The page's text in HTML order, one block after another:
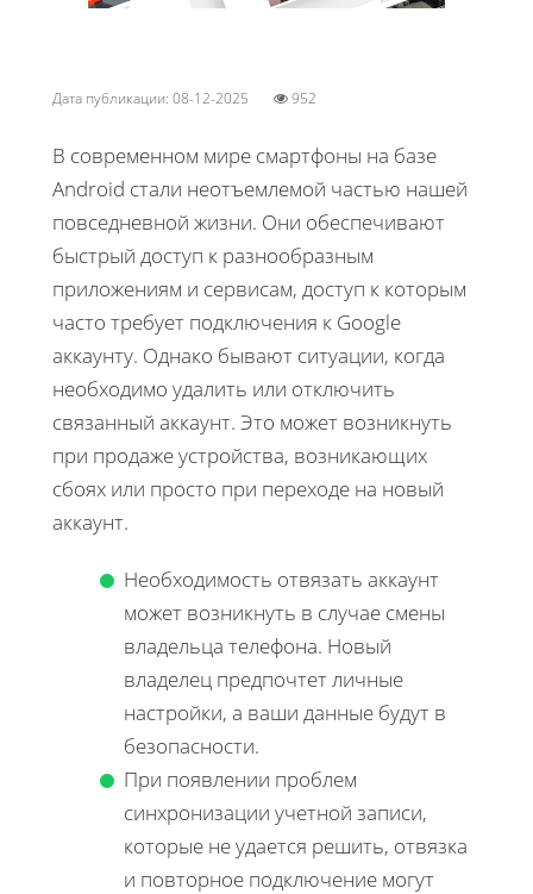
Дата публикации: 08-12-2025 952
В современном мире смартфоны на базе
Android стали неотъемлемой частью нашей
повседневной жизни. Они обеспечивают
быстрый доступ к разнообразным
приложениям и сервисам, доступ к которым
часто требует подключения к Google
аккаунту. Однако бывают ситуации, когда
необходимо удалить или отключить
связанный аккаунт. Это может возникнуть
при продаже устройства, возникающих
сбоях или просто при переходе на новый
аккаунт.
Необходимость отвязать аккаунт
может возникнуть в случае смены
владельца телефона. Новый
владелец предпочтет личные
настройки, а ваши данные будут в
безопасности.
При появлении проблем
синхронизации учетной записи,
которые не удается решить, отвязка
и повторное подключение могут